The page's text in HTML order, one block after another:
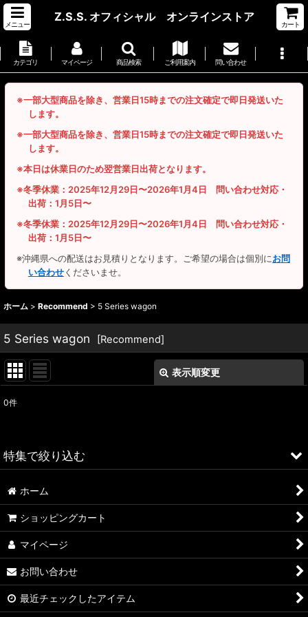
メニュー
Z.S.S. オフィシャル オンラインストア
カート
カテゴリ マイページ 商品検索 ご利用案内 問い合わせ
※一部大型商品を除き、営業日15時までの注文確定で即日発送いた
します。
※一部大型商品を除き、営業日15時までの注文確定で即日発送いた
します。
※本日は休業日のため翌営業日出荷となります。
※冬季休業：2025年12月29日〜2026年1月4日 問い合わせ対応・
出荷：1月5日〜
※冬季休業：2025年12月29日〜2026年1月4日 問い合わせ対応・
出荷：1月5日〜
※沖縄県への配送はお見積りとなります。ご希望の場合は個別にお問
い合わせくださいませ。
ホーム > Recommend > 5 Series wagon
5 Series wagon [Recommend]
表示順変更
並び順:
0件
特集で絞り込む
ALFA ROMEO > 156
ALFA ROMEO > 147
ALFA ROMEO > 159
A4
ホーム
ショッピングカート
マイページ
お問い合わせ
最近チェックしたアイテム